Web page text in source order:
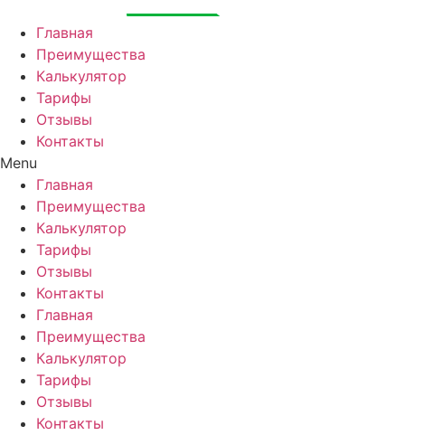
содержимому
Главная
Преимущества
Калькулятор
Тарифы
Отзывы
Контакты
Menu
Главная
Преимущества
Калькулятор
Тарифы
Отзывы
Контакты
Главная
Преимущества
Калькулятор
Тарифы
Отзывы
Контакты